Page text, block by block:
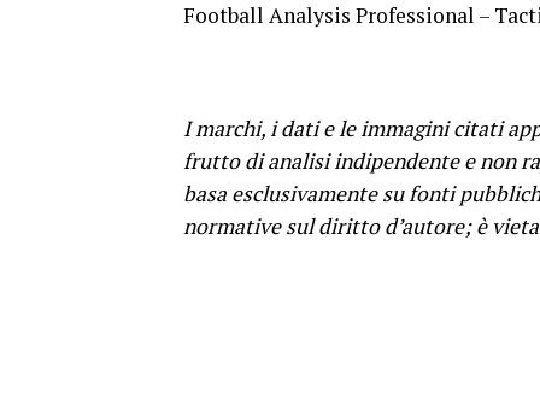
Football Analysis Professional –
I marchi, i dati e le immagini citati
frutto di analisi indipendente e non
basa esclusivamente su fonti
normative sul diritto d’autore; è